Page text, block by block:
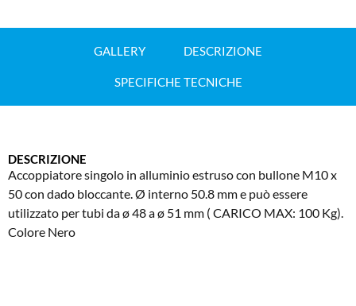
GALLERY DESCRIZIONE
SPECIFICHE TECNICHE
DESCRIZIONE
Accoppiatore singolo in alluminio estruso con bullone M10 x
50 con dado bloccante. Ø interno 50.8 mm e può essere
utilizzato per tubi da ø 48 a ø 51 mm ( CARICO MAX: 100 Kg).
Colore Nero